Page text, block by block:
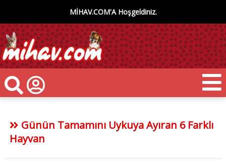
MİHAV.COM'A Hoşgeldiniz.
Günün Tamamını Uykuya Ayıran 6 Farklı
Hayvan